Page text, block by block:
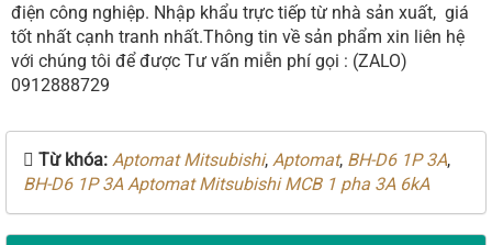
điện công nghiệp. Nhập khẩu trực tiếp từ nhà sản xuất, giá
tốt nhất cạnh tranh nhất.Thông tin về sản phẩm xin liên hệ
với chúng tôi để được Tư vấn miễn phí gọi : (ZALO)
0912888729
Từ khóa: Aptomat Mitsubishi, Aptomat, BH-D6 1P 3A,
BH-D6 1P 3A Aptomat Mitsubishi MCB 1 pha 3A 6kA